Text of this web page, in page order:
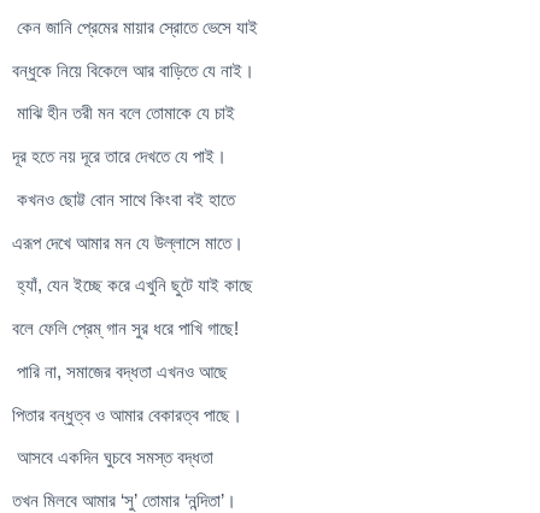
কেন জানি প্রেমের মায়ার স্রোতে ভেসে যাই
বন্ধুকে নিয়ে বিকেলে আর বাড়িতে যে নাই।
মাঝি হীন তরী মন বলে তোমাকে যে চাই
দূর হতে নয় দূরে তারে দেখতে যে পাই।
কখনও ছোট্ট বোন সাথে কিংবা বই হাতে
এরূপ দেখে আমার মন যে উল্লাসে মাতে।
হ্যাঁ, যেন ইচ্ছে করে এখুনি ছুটে যাই কাছে
বলে ফেলি প্রেম্ গান সুর ধরে পাখি গাছে!
পারি না, সমাজের বদ্ধতা এখনও আছে
পিতার বন্ধুত্ব ও আমার বেকারত্ব পাছে।
আসবে একদিন ঘুচবে সমস্ত বদ্ধতা
তখন মিলবে আমার ‘সু’ তোমার ‘নন্দিতা’।